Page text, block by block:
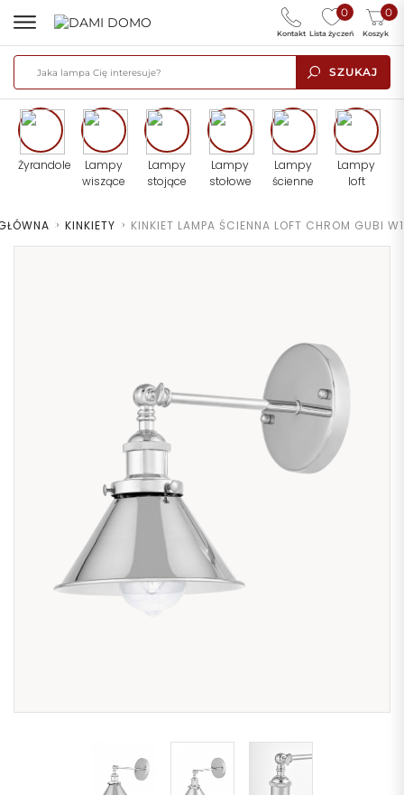
SZUKAJ
0
Lista życzeń
0
Koszyk
Kontakt
Żyrandole
Lampy
wiszące
Lampy
stojące
Lampy
stołowe
Lampy
ścienne
Lampy
loft
> KINKIETY > KINKIET LAMPA ŚCIENNA LOFT CHROM GUBI W1